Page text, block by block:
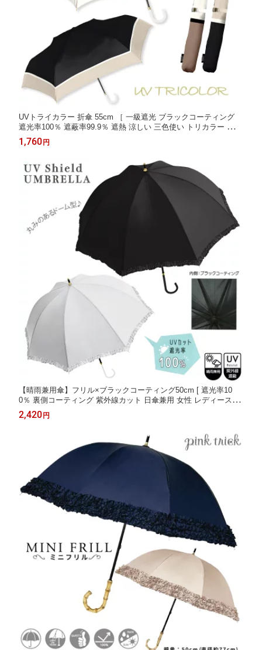
UVトライカラー 折傘 55cm ［ 一級遮光 ブラックコーティング
遮光率100％ 遮蔽率99.9％ 遮熱 涼しい 三色使い トリカラー モカ
ブラック 無地 シンプル 折りたたみ 折り畳み キレイ目 おしゃれ
かわいい レディース 日傘 晴雨兼用 ] sps
1,760 円
【晴雨兼用傘】フリル×ブラックコーティング50cm [ 遮光率10
0％ 裏側コーティング 紫外線カット 日傘兼用 女性 レディース フ
リル ドーム型 手開き 無地 シンプル 黒 ペールグレー フリフリ か
わいい ] sps
2,420 円